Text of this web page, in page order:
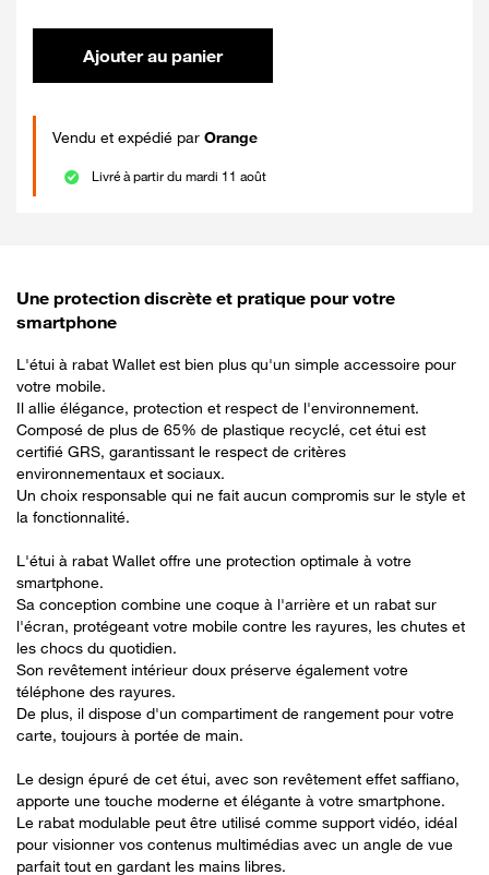
Ajouter au panier
Vendu et expédié par Orange
Livré à partir du mardi 11 août
Une protection discrète et pratique pour votre
smartphone
L'étui à rabat Wallet est bien plus qu'un simple accessoire pour
votre mobile.
Il allie élégance, protection et respect de l'environnement.
Composé de plus de 65% de plastique recyclé, cet étui est
certifié GRS, garantissant le respect de critères
environnementaux et sociaux.
Un choix responsable qui ne fait aucun compromis sur le style et
la fonctionnalité.
L'étui à rabat Wallet offre une protection optimale à votre
smartphone.
Sa conception combine une coque à l'arrière et un rabat sur
l'écran, protégeant votre mobile contre les rayures, les chutes et
les chocs du quotidien.
Son revêtement intérieur doux préserve également votre
téléphone des rayures.
De plus, il dispose d'un compartiment de rangement pour votre
carte, toujours à portée de main.
Le design épuré de cet étui, avec son revêtement effet saffiano,
apporte une touche moderne et élégante à votre smartphone.
Le rabat modulable peut être utilisé comme support vidéo, idéal
pour visionner vos contenus multimédias avec un angle de vue
parfait tout en gardant les mains libres.